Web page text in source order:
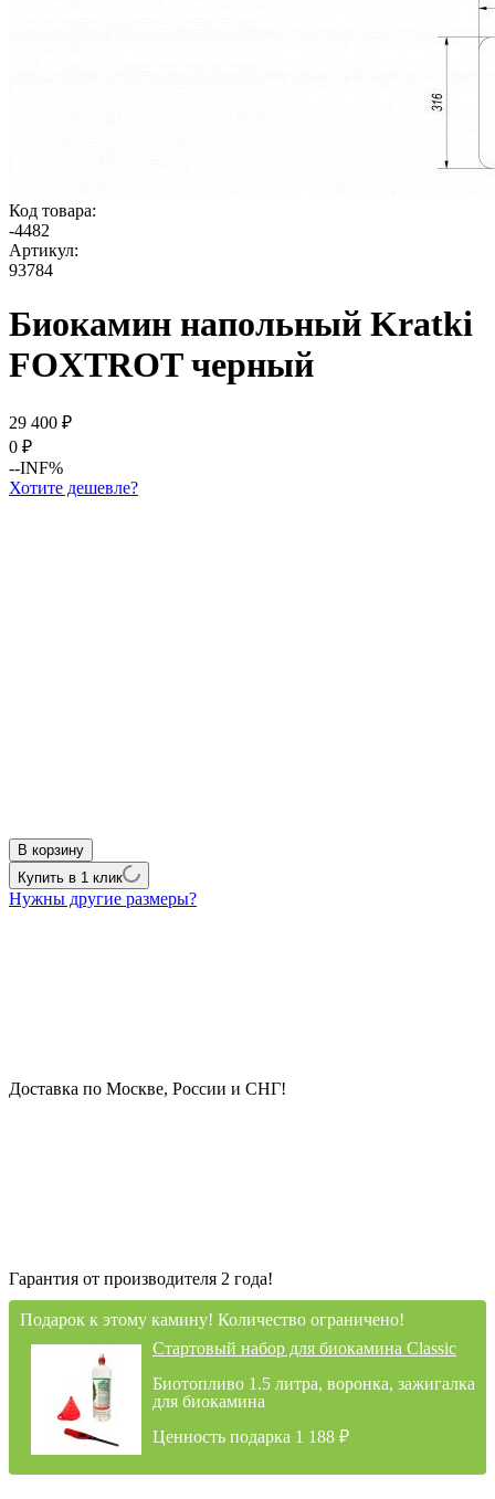
Код товара:
-4482
Артикул:
93784
Биокамин напольный Kratki
FOXTROT черный
29 400 ₽
0 ₽
--INF%
Хотите дешевле?
В корзину
Купить в 1 клик
Нужны другие размеры?
Доставка по Москве, России и СНГ!
Гарантия от производителя 2 года!
Подарок к этому камину! Количество ограничено!
Стартовый набор для биокамина Classic
Биотопливо 1.5 литра, воронка, зажигалка
для биокамина
Ценность подарка 1 188 ₽